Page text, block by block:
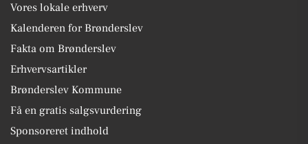
Vores lokale erhverv
Kalenderen for Brønderslev
Fakta om Brønderslev
Erhvervsartikler
Brønderslev Kommune
Få en gratis salgsvurdering
Sponsoreret indhold